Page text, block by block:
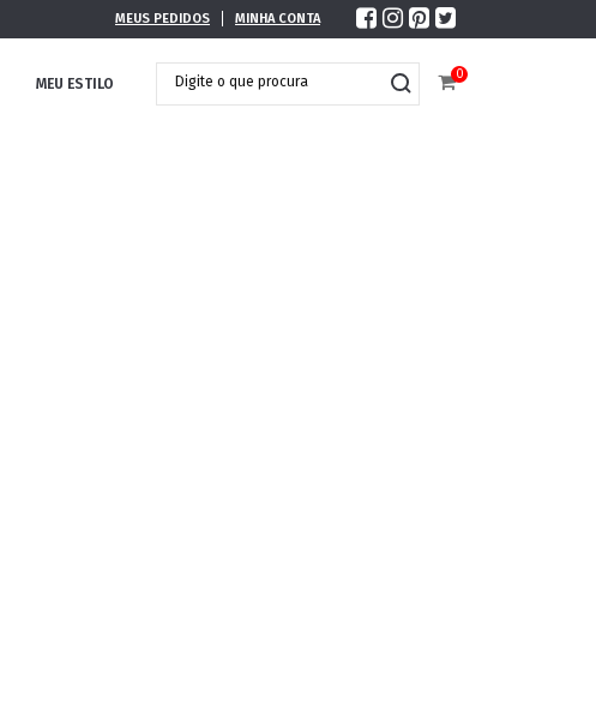
MEUS PEDIDOS MINHA CONTA
MEU ESTILO
0